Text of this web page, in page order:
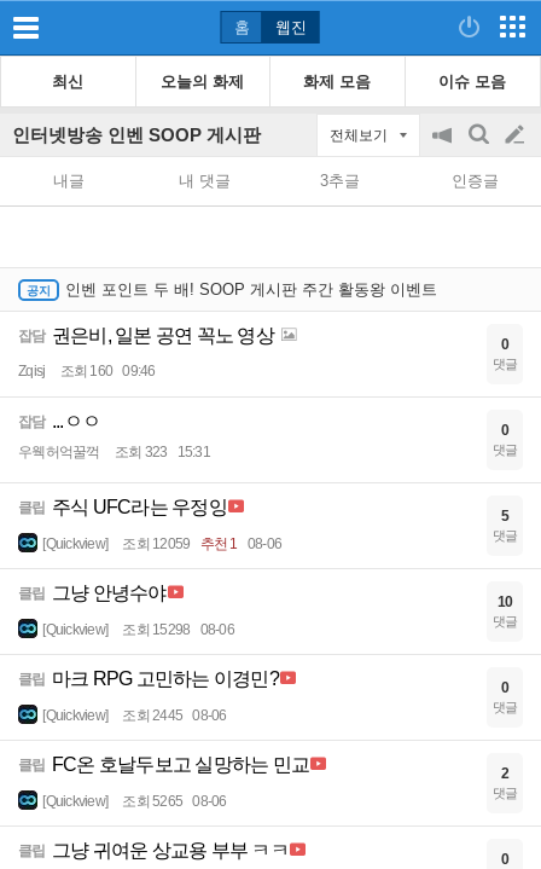
홈 웹진
최신 오늘의 화제 화제 모음 이슈 모음
인터넷방송 인벤 SOOP 게시판 전체보기
공
on/off
검
색
글
쓰
내글 내 댓글 3추글 인증글
인벤 포인트 두 배! SOOP 게시판 주간 활동왕 이벤트
잡담 권은비, 일본 공연 꼭노 영상
Zqisj 조회 160 09:46
0
댓글
잡담 ...ㅇㅇ
우웩허억꿀꺽 조회 323 15:31
0
댓글
클립 주식 UFC라는 우정잉
[Quickview] 조회 12059 추천 1 08-06
5
댓글
클립 그냥 안녕수야
[Quickview] 조회 15298 08-06
10
댓글
클립 마크 RPG 고민하는 이경민?
[Quickview] 조회 2445 08-06
0
댓글
클립 FC온 호날두보고 실망하는 민교
[Quickview] 조회 5265 08-06
2
댓글
클립 그냥 귀여운 상교용 부부 ㅋㅋ 0